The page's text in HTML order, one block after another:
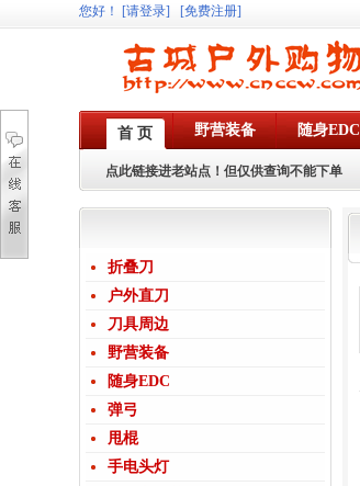
您好 ！ [请登录] [免费注册]
首 页 野营装备 随身EDC
点此链接进老站点！但仅供查询不能下单
折叠刀
户外直刀
刀具周边
野营装备
随身EDC
弹弓
甩棍
手电头灯